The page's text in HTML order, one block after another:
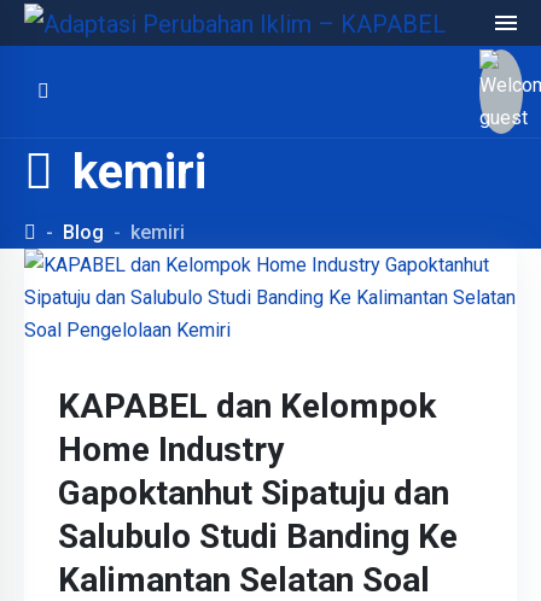
kemiri
Blog kemiri
KAPABEL dan Kelompok
Home Industry
Gapoktanhut Sipatuju dan
Salubulo Studi Banding Ke
Kalimantan Selatan Soal